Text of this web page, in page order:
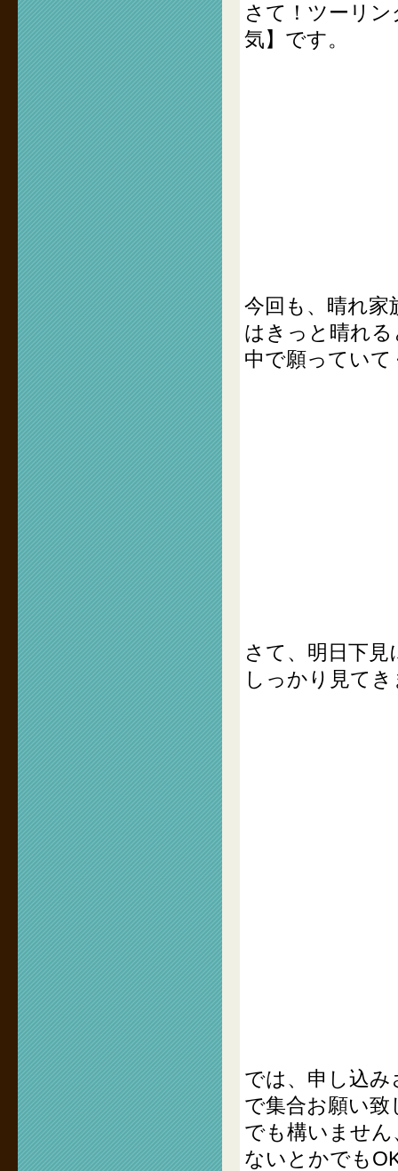
さて！ツーリ
気】です。
今回も、晴れ家
はきっと晴れ
中で願ってい
さて、明日下
しっかり見て
では、申し込
で集合お願い
でも構いませ
ないとかでも